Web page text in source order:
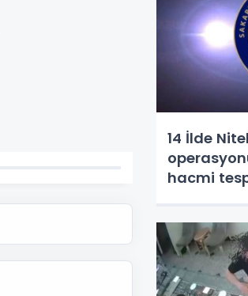
14 İlde
hacmi